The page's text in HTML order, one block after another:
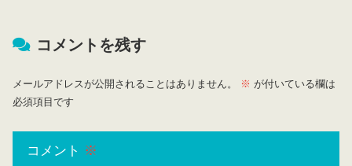
コメントを残す
メールアドレスが公開されることはありません。 ※ が付いている欄は
必須項目です
コメント ※